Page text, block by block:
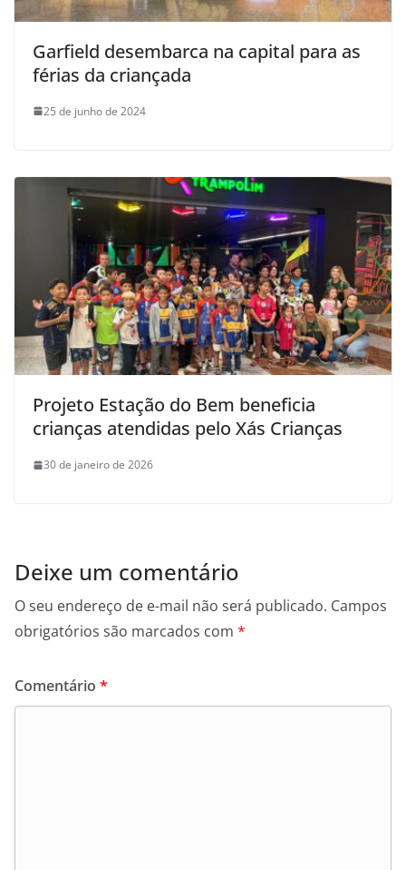
Garfield desembarca na capital para as
férias da criançada
25 de junho de 2024
Projeto Estação do Bem beneficia
crianças atendidas pelo Xás Crianças
30 de janeiro de 2026
Deixe um comentário
O seu endereço de e-mail não será publicado. Campos
obrigatórios são marcados com *
Comentário *